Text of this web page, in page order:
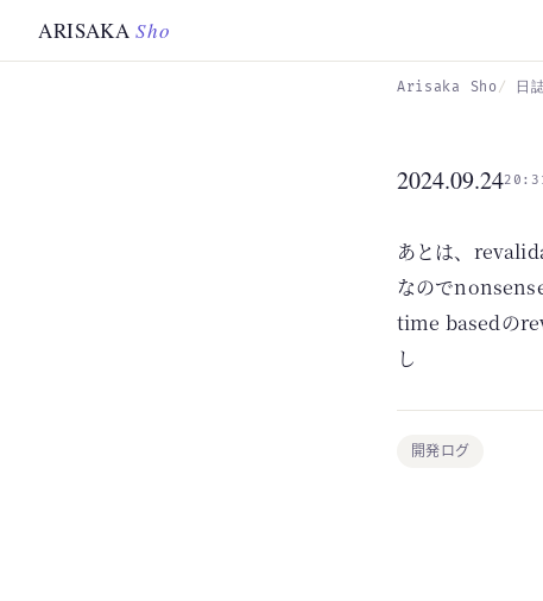
ARISAKASho
Arisaka Sho 日
2024.09.24
あとは、
なので
time basedの
し
開発ログ